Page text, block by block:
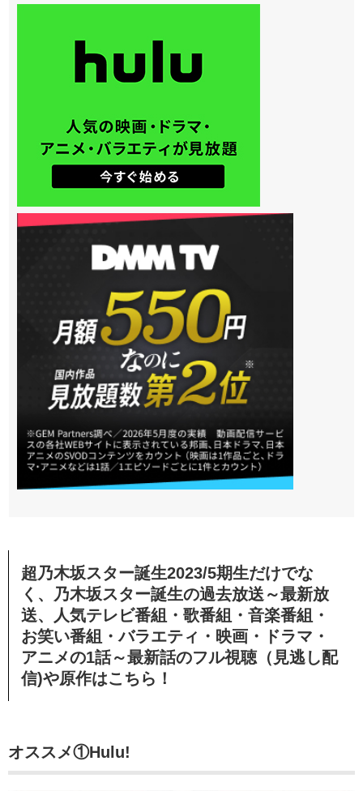
超乃木坂スター誕生2023/5期生だけでな
く、乃木坂スター誕生の過去放送～最新放
送、人気テレビ番組・歌番組・音楽番組・
お笑い番組・バラエティ・映画・ドラマ・
アニメの1話～最新話のフル視聴（見逃し配
信)や原作はこちら！
オススメ①Hulu!